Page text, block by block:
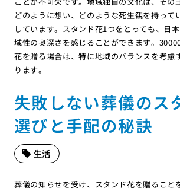
どのように想い、どのような死生観を持って
しています。スタンド花1つをとっても、日
域性の奥深さを感じることができます。
花を贈る場合は、特に地域のバランスを考慮
ります。
失敗しない葬儀のス
選びと手配の秘訣
生活
葬儀の知らせを受け、スタンド花を贈ること